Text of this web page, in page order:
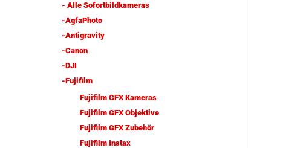
- Alle Sofortbildkameras
-AgfaPhoto
-Antigravity
-Canon
-DJI
-Fujifilm
Fujifilm GFX Kameras
Fujifilm GFX Objektive
Fujifilm GFX Zubehör
Fujifilm Instax